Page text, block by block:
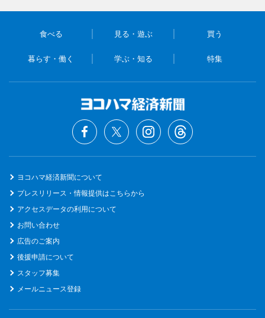
食べる 見る・遊ぶ 買う
暮らす・働く 学ぶ・知る 特集
ヨコハマ経済新聞について
プレスリリース・情報提供はこちらから
アクセスデータの利用について
お問い合わせ
広告のご案内
後援申請について
スタッフ募集
メールニュース登録